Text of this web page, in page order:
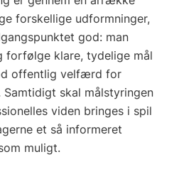
forskellige udformninger,
god: man
klare, tydelige mål
offentlig velfærd for
skal målstyringen
viden bringes i spil
et så informeret
muligt.